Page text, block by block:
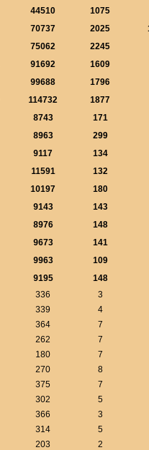
44510
1075
70737 2025
75062
2245
91692
1609
99688
1796
114732
1877
8743
171
8963
299
9117
134
11591
132
10197
180
9143
143
8976
148
9673
141
9963
109
9195
148
336
3
339
4
364
7
262
7
180
7
270
8
375
7
302
5
366
3
314
5
203
2